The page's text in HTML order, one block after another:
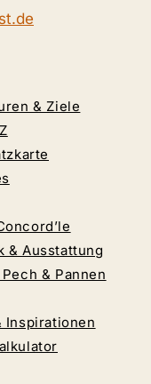
& Ziele
& Ausstattung
& Pannen
Inspirationen